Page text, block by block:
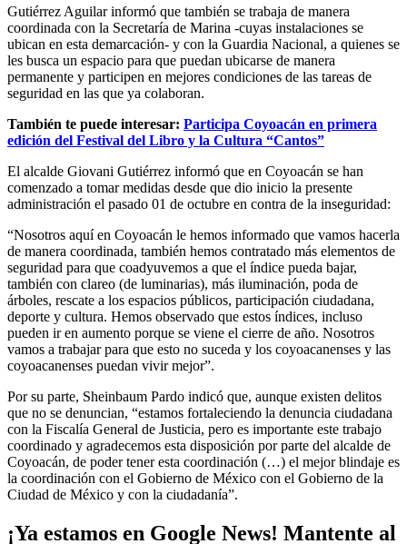
Gutiérrez Aguilar informó que también se trabaja de manera
coordinada con la Secretaría de Marina -cuyas instalaciones se
ubican en esta demarcación- y con la Guardia Nacional, a quienes se
les busca un espacio para que puedan ubicarse de manera
permanente y participen en mejores condiciones de las tareas de
seguridad en las que ya colaboran.
También te puede interesar: Participa Coyoacán en primera
edición del Festival del Libro y la Cultura “Cantos”
El alcalde Giovani Gutiérrez informó que en Coyoacán se han
comenzado a tomar medidas desde que dio inicio la presente
administración el pasado 01 de octubre en contra de la inseguridad:
“Nosotros aquí en Coyoacán le hemos informado que vamos hacerla
de manera coordinada, también hemos contratado más elementos de
seguridad para que coadyuvemos a que el índice pueda bajar,
también con clareo (de luminarias), más iluminación, poda de
árboles, rescate a los espacios públicos, participación ciudadana,
deporte y cultura. Hemos observado que estos índices, incluso
pueden ir en aumento porque se viene el cierre de año. Nosotros
vamos a trabajar para que esto no suceda y los coyoacanenses y las
coyoacanenses puedan vivir mejor”.
Por su parte, Sheinbaum Pardo indicó que, aunque existen delitos
que no se denuncian, “estamos fortaleciendo la denuncia ciudadana
con la Fiscalía General de Justicia, pero es importante este trabajo
coordinado y agradecemos esta disposición por parte del alcalde de
Coyoacán, de poder tener esta coordinación (…) el mejor blindaje es
la coordinación con el Gobierno de México con el Gobierno de la
Ciudad de México y con la ciudadanía”.
¡Ya estamos en Google News! Mantente al